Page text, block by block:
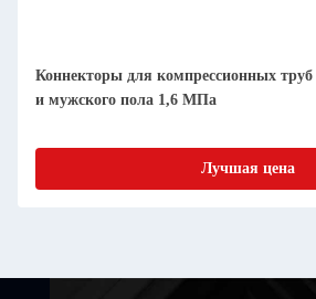
Коннекторы для компрессионных труб
и мужского пола 1,6 МПа
Лучшая цена